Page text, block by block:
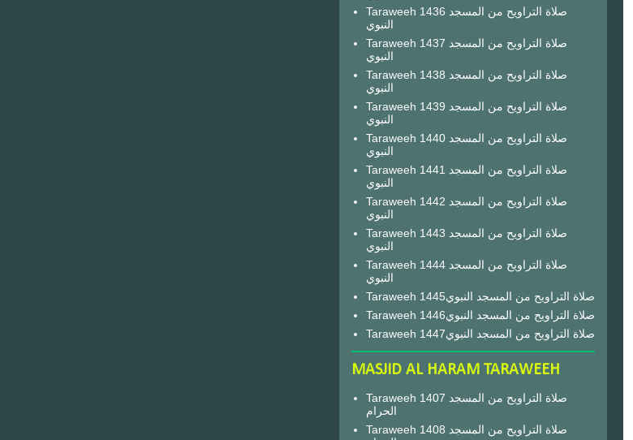
Taraweeh 1436 صلاة التراويح من المسجد
النبوي
Taraweeh 1437 صلاة التراويح من المسجد
النبوي
Taraweeh 1438 صلاة التراويح من المسجد
النبوي
Taraweeh 1439 صلاة التراويح من المسجد
النبوي
Taraweeh 1440 صلاة التراويح من المسجد
النبوي
Taraweeh 1441 صلاة التراويح من المسجد
النبوي
Taraweeh 1442 صلاة التراويح من المسجد
النبوي
Taraweeh 1443 صلاة التراويح من المسجد
النبوي
Taraweeh 1444 صلاة التراويح من المسجد
النبوي
Taraweeh 1445صلاة التراويح من المسجد النبوي
Taraweeh 1446صلاة التراويح من المسجد النبوي
Taraweeh 1447صلاة التراويح من المسجد النبوي
MASJID AL HARAM TARAWEEH
Taraweeh 1407 صلاة التراويح من المسجد
الحرام
Taraweeh 1408 صلاة التراويح من المسجد